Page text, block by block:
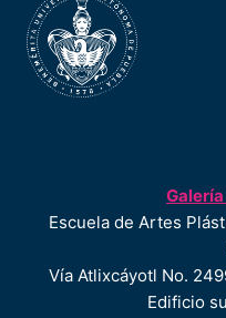
Escuela de Artes
Vía Atlixcáyotl No.
Edificio